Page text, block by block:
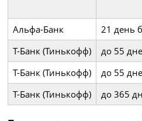
Альфа-Банк
21 день
Т-Банк (Тинькофф)
до 55
Т-Банк (Тинькофф)
до 55
Т-Банк (Тинькофф)
до 365